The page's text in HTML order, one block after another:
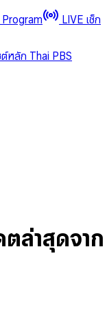
LIVE เช็ก
ต์หลัก Thai PBS
ล่าสุดจาก